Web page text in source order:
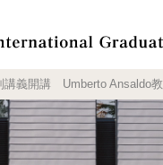
義開講 Umberto Ansaldo